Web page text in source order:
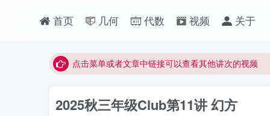
首页 几何 代数 视频 关于
最近网站被攻击导致速度非常慢，目前已恢复正常
点击菜单或者文章中链接可以查看其他讲次的视频
视频无法观看的微信发消息给邱老师重置即可
2025秋三年级Club第11讲 幻方